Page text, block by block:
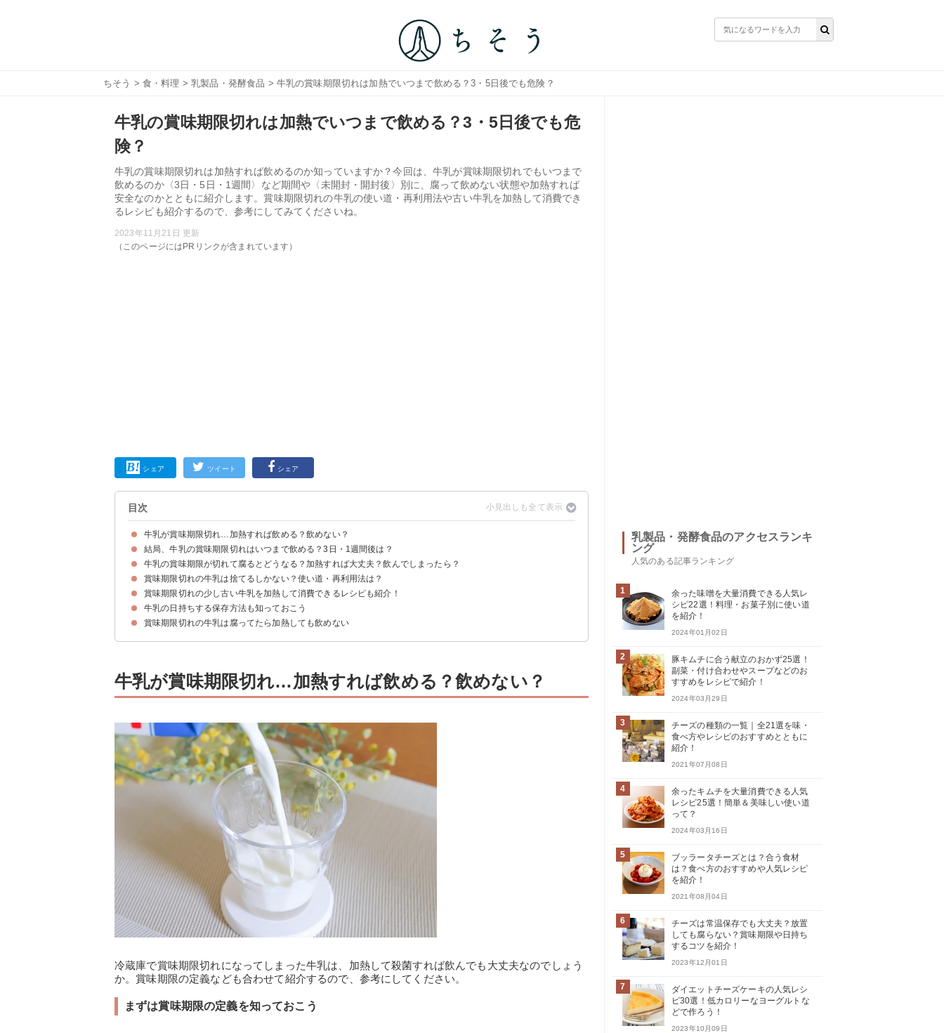
ちそう > 食・料理 >乳製品・発酵食品 > 牛乳の賞味期限切れは加熱でいつまで飲める？3・5日後でも危険？
牛乳の賞味期限切れは加熱でいつまで飲める？3・5日後でも危
険？
牛乳の賞味期限切れは加熱すれば飲めるのか知っていますか？今回は、牛乳が賞味期限切れでもいつまで
飲めるのか〈3日・5日・1週間〉など期間や〈未開封・開封後〉別に、腐って飲めない状態や加熱すれば
安全なのかとともに紹介します。賞味期限切れの牛乳の使い道・再利用法や古い牛乳を加熱して消費でき
るレシピも紹介するので、参考にしてみてくださいね。
2023年11月21日 更新
（このページにはPRリンクが含まれています）
シェア ツイート シェア
目次
牛乳が賞味期限切れ…加熱すれば飲める？飲めない？
まずは賞味期限の定義を知っておこう
【前提】賞味期限切れでも腐っていなければ飲める
結局、牛乳の賞味期限切れはいつまで飲める？3日・1週間後は？
未開封の牛乳は賞味期限から5日〜1週間までが目安
開封後の賞味期限が切れた牛乳は飲むのを避けた方が良い
牛乳の賞味期限が切れて腐るとどうなる？加熱すれば大丈夫？飲んでしまったら？
牛乳が腐って飲むのを避けた方が良い状態
腐った牛乳は加熱しても毒性は消えないため飲めない
賞味期限切れ・腐った牛乳を飲んだ時の症状と対処法
賞味期限切れの牛乳は捨てるしかない？使い道・再利用法は？
①洗顔・風呂など美容
②掃除
③ガーデニング
④料理・魚の臭み消し
賞味期限切れの少し古い牛乳を加熱して消費できるレシピも紹介！
①ミルク餅
②かぼちゃのとろとろシチュー
③カッテージチーズ
牛乳の日持ちする保存方法も知っておこう
①冷蔵庫の奥にしまう
②長期間使わない場合は冷凍保存しよう
賞味期限切れの牛乳は腐ってたら加熱しても飲めない
牛乳が賞味期限切れ…加熱すれば飲める？飲めない？
冷蔵庫で賞味期限切れになってしまった牛乳は、加熱して殺菌すれば飲んでも大丈夫なのでしょう
か。賞味期限の定義なども合わせて紹介するので、参考にしてください。
まずは賞味期限の定義を知っておこう
乳製品・発酵食品のアクセスランキ
ング
人気のある記事ランキング
1
余った味噌を大量消費できる人気レ
シピ22選！料理・お菓子別に使い道
を紹介！
2024年01月02日
2
豚キムチに合う献立のおかず25選！
副菜・付け合わせやスープなどのお
すすめをレシピで紹介！
2024年03月29日
3
チーズの種類の一覧｜全21選を味・
食べ方やレシピのおすすめとともに
紹介！
2021年07月08日
4
余ったキムチを大量消費できる人気
レシピ25選！簡単＆美味しい使い道
って？
2024年03月16日
5
ブッラータチーズとは？合う食材
は？食べ方のおすすめや人気レシピ
を紹介！
2021年08月04日
6
チーズは常温保存でも大丈夫？放置
しても腐らない？賞味期限や日持ち
するコツを紹介！
2023年12月01日
7
ダイエットチーズケーキの人気レシ
ピ30選！低カロリーなヨーグルトな
どで作ろう！
2023年10月09日